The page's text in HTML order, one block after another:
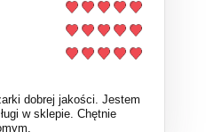
dobrej jakości. Jestem
w sklepie. Chętnie